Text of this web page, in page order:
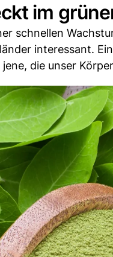
im
schnellen
interessant.
die unser